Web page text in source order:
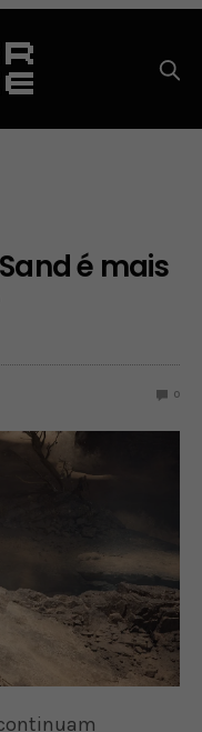
é mais
0